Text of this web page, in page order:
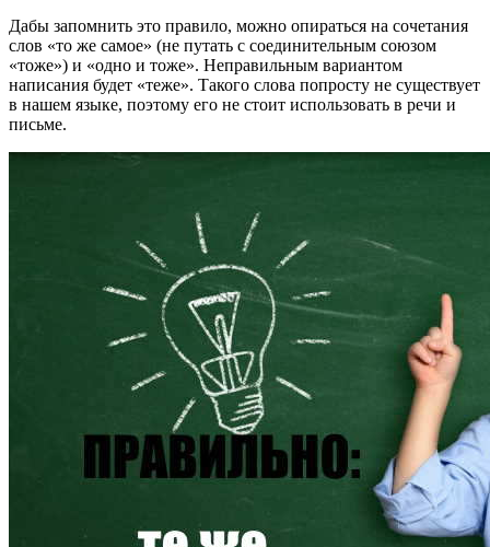
Дабы запомнить это правило, можно опираться на сочетания
слов «то же самое» (не путать с соединительным союзом
«тоже») и «одно и тоже». Неправильным вариантом
написания будет «теже». Такого слова попросту не существует
в нашем языке, поэтому его не стоит использовать в речи и
письме.